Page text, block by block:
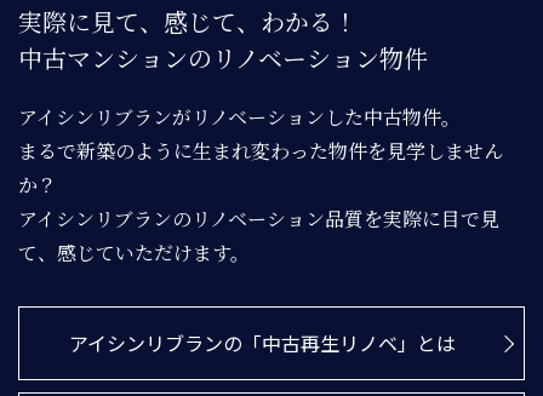
実際に見て、感じて、わかる！
中古マンションのリノベーション物件
アイシンリブランがリノベーションした中古物件。
まるで新築のように生まれ変わった物件を見学しません
か？
アイシンリブランのリノベーション品質を実際に目で見
て、感じていただけます。
アイシンリブランの「中古再生リノベ」とは